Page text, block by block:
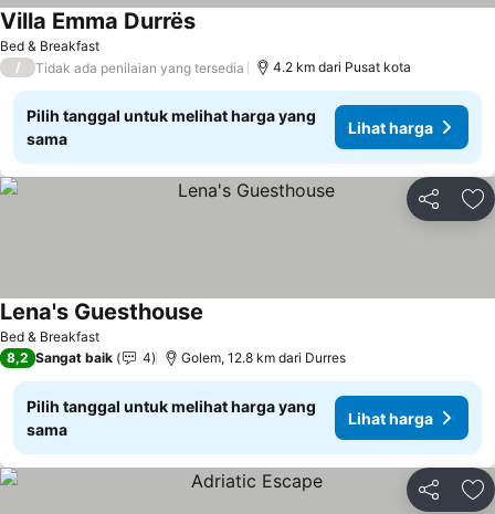
Bed & Breakfast
Villa Emma DurrësLihat harga
/ Tidak ada penilaian yang tersedia 4.2 km dari Pusat kota
Pilih tanggal untuk melihat harga yang
sama
Lihat harga
Bagikan
Bed & Breakfast
Lena's Guesthouse
8,2 Sangat baik 4 Golem, 12.8 km dari Durres
Pilih tanggal untuk melihat harga yang
sama
Lihat harga
Bagikan